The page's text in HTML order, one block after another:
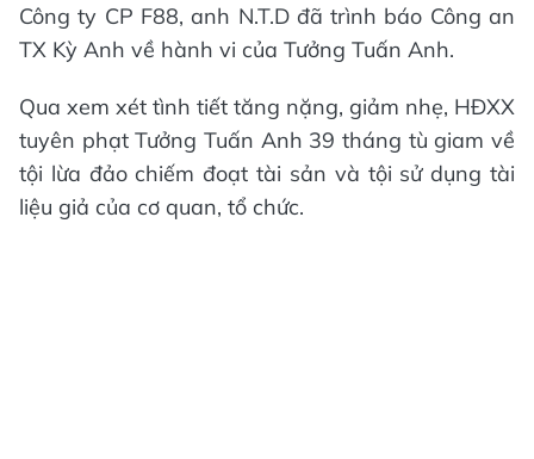
Công ty CP F88, anh N.T.D đã trình báo Công an
TX Kỳ Anh về hành vi của Tưởng Tuấn Anh.
Qua xem xét tình tiết tăng nặng, giảm nhẹ, HĐXX
tuyên phạt Tưởng Tuấn Anh 39 tháng tù giam về
tội lừa đảo chiếm đoạt tài sản và tội sử dụng tài
liệu giả của cơ quan, tổ chức.